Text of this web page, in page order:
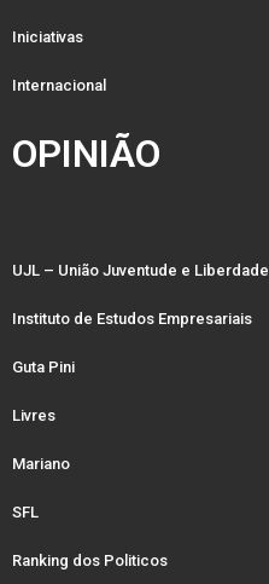
Iniciativas
Internacional
OPINIÃO
UJL – União Juventude e Liberdade
Instituto de Estudos Empresariais
Guta Pini
Livres
Mariano
SFL
Ranking dos Politicos